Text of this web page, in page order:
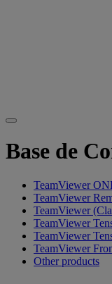
Base de
TeamViewer
TeamViewer
TeamViewer
TeamViewer
TeamViewer
TeamViewer
Other products